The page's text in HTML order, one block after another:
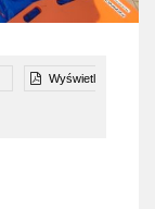
Wyświetl